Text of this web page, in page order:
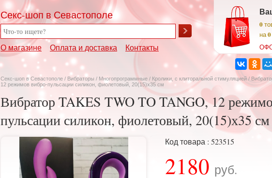
Секс-шоп в Севастополе
О магазине Оплата и доставка Контакты
0
на
Секс-шоп в Севастополе / Вибраторы / Многопрограммные / Кролики, с клиторальной стимуляцией /
12 режимов вибро-пульсации силикон, фиолетовый, 20(15)х35 см
Вибратор TAKES TWO TO TANGO, 12
пульсации силикон, фиолетовый, 20(15)х35 см
Код товара : 523515
2180 руб.